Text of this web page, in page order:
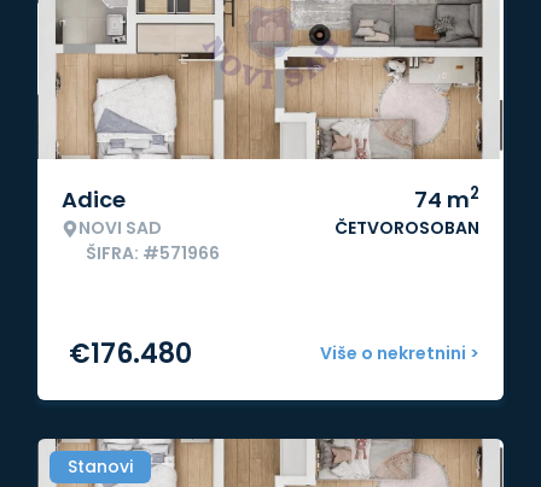
Adice
NOVI SAD
ŠIFRA: #571966
74 m2
ČETVOROSOBAN
Više o nekretnini >
€176.480
Stanovi